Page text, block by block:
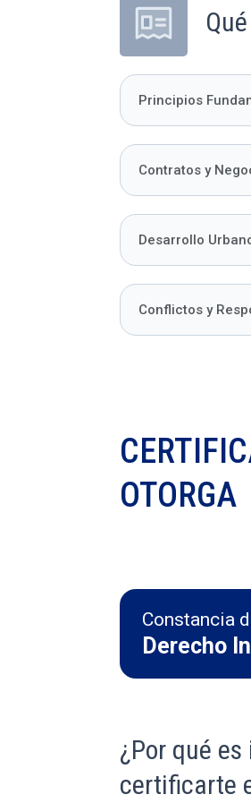
Principios
Contratos y
Desarrollo
Conflictos y
OTORGA
Constancia
Derecho
¿Por qué
certificarte